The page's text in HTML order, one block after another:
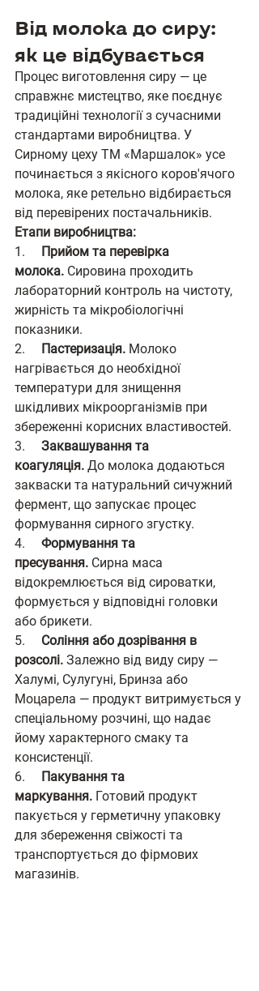
Від молока до сиру:
як це відбувається
Процес виготовлення сиру — це
справжнє мистецтво, яке поєднує
традиційні технології з сучасними
стандартами виробництва. У
Сирному цеху ТМ «Маршалок» усе
починається з якісного коров'ячого
молока, яке ретельно відбирається
від перевірених постачальників.
Етапи виробництва:
1. Прийом та перевірка
молока. Сировина проходить
лабораторний контроль на чистоту,
жирність та мікробіологічні
показники.
2. Пастеризація. Молоко
нагрівається до необхідної
температури для знищення
шкідливих мікроорганізмів при
збереженні корисних властивостей.
3. Заквашування та
коагуляція. До молока додаються
закваски та натуральний сичужний
фермент, що запускає процес
формування сирного згустку.
4. Формування та
пресування. Сирна маса
відокремлюється від сироватки,
формується у відповідні головки
або брикети.
5. Соління або дозрівання в
розсолі. Залежно від виду сиру —
Халумі, Сулугуні, Бринза або
Моцарела — продукт витримується у
спеціальному розчині, що надає
йому характерного смаку та
консистенції.
6. Пакування та
маркування. Готовий продукт
пакується у герметичну упаковку
для збереження свіжості та
транспортується до фірмових
магазинів.